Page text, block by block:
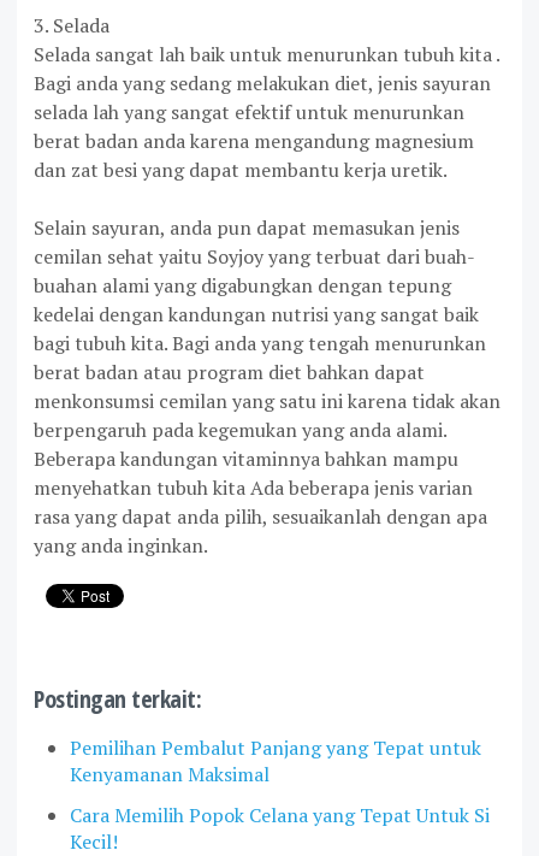
3. Selada
Selada sangat lah baik untuk menurunkan tubuh kita .
Bagi anda yang sedang melakukan diet, jenis sayuran
selada lah yang sangat efektif untuk menurunkan
berat badan anda karena mengandung magnesium
dan zat besi yang dapat membantu kerja uretik.
Selain sayuran, anda pun dapat memasukan jenis
cemilan sehat yaitu Soyjoy yang terbuat dari buah-
buahan alami yang digabungkan dengan tepung
kedelai dengan kandungan nutrisi yang sangat baik
bagi tubuh kita. Bagi anda yang tengah menurunkan
berat badan atau program diet bahkan dapat
menkonsumsi cemilan yang satu ini karena tidak akan
berpengaruh pada kegemukan yang anda alami.
Beberapa kandungan vitaminnya bahkan mampu
menyehatkan tubuh kita Ada beberapa jenis varian
rasa yang dapat anda pilih, sesuaikanlah dengan apa
yang anda inginkan.
Postingan terkait:
Pemilihan Pembalut Panjang yang Tepat untuk
Kenyamanan Maksimal
Cara Memilih Popok Celana yang Tepat Untuk Si
Kecil!